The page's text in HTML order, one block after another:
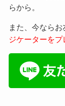
らから。
また、今ならお
ジケーターをプ